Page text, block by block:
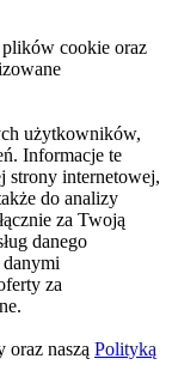
cookie oraz
użytkowników,
Informacje te
strony internetowej,
do analizy
za Twoją
danego
za
oraz naszą Polityką